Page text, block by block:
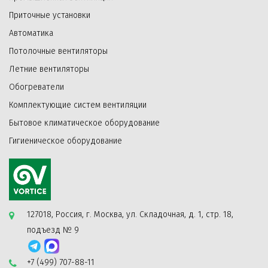
задерживающего пыль и шум. На фасадную сторону
крышки оголовка клапана нанесена фактурная шкала,
показывающая степень открытия заслонки.
Особенности пластикового канала и
теплошумоизоляции:
—Повышенная гибкость;
— Устойчивость к морозу;
Пластиковый воздуховод - труба ПНД - необходим для
поступления по нему воздуха через стену от наружной
решетки к оголовку. Длина воздуховода - 400 мм. Канал
может быть подрезан в зависимости от толщины стены,
в которую он устанавливается.
Материал ТШИ - пенополиуретан эластичный
вторичного вспенивания. Длина ТШИ в трубе 350 мм.
Приточные установки
Автоматика
Потолочные вентиляторы
Летние вентиляторы
Обогреватели
Комплектующие систем вентиляции
Бытовое климатическое оборудование
Гигиеническое оборудование
127018, Россия, г. Москва, ул. Складочная, д. 1, стр. 18,
подъезд № 9
+7 (499) 707-88-11